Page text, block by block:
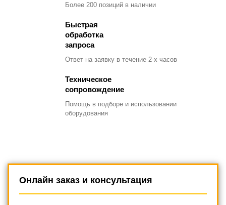
Более 200 позиций в наличии
Быстрая
обработка
запроса
Ответ на заявку в течение 2-х часов
Техническое
сопровождение
Помощь в подборе и использовании
оборудования
Онлайн заказ и консультация